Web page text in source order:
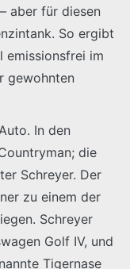
aber für diesen
So ergibt
emissionsfrei im
gewohnten
In den
die
Schreyer. Der
zu einem der
Schreyer
Golf IV, und
Tigernase